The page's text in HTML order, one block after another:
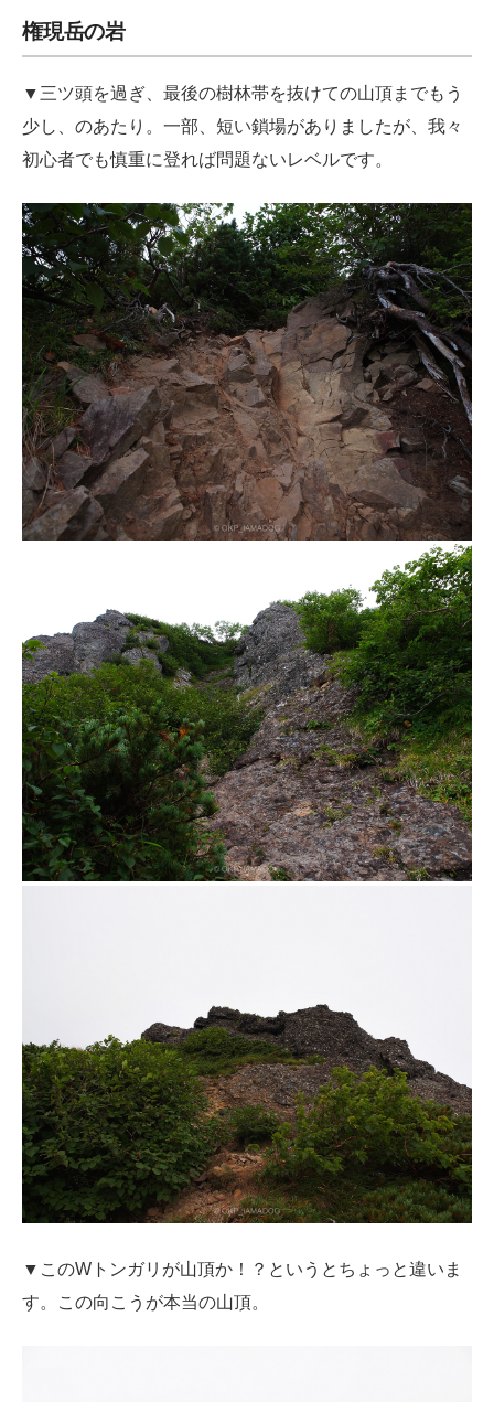
権現岳の岩
▼三ツ頭を過ぎ、最後の樹林帯を抜けての山頂までもう
少し、のあたり。一部、短い鎖場がありましたが、我々
初心者でも慎重に登れば問題ないレベルです。
▼このWトンガリが山頂か！？というとちょっと違いま
す。この向こうが本当の山頂。